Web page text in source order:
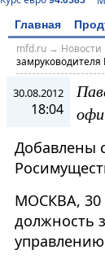
Главная
mfd.ru→ Новости
30.08.2012
18:04
Добавлены
МОСКВА, 30
должность